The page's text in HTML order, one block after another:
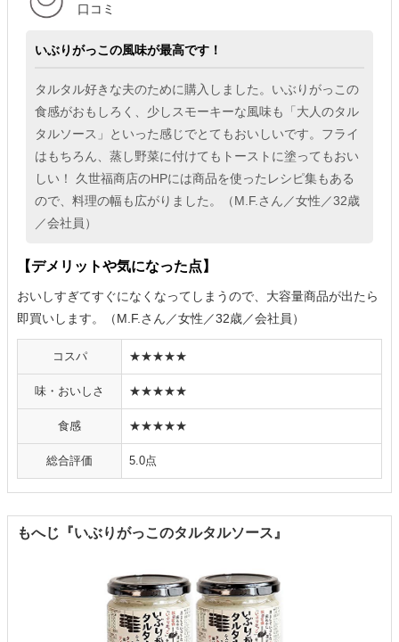
口コミ
いぶりがっこの風味が最高です！
タルタル好きな夫のために購入しました。いぶりがっこの
食感がおもしろく、少しスモーキーな風味も「大人のタル
タルソース」といった感じでとてもおいしいです。フライ
はもちろん、蒸し野菜に付けてもトーストに塗ってもおい
しい！ 久世福商店のHPには商品を使ったレシピ集もある
ので、料理の幅も広がりました。（M.F.さん／女性／32歳
／会社員）
【デメリットや気になった点】
おいしすぎてすぐになくなってしまうので、大容量商品が出たら
即買いします。（M.F.さん／女性／32歳／会社員）
コスパ ★★★★★
味・おいしさ ★★★★★
食感 ★★★★★
総合評価 5.0点
もへじ『いぶりがっこのタルタルソース』